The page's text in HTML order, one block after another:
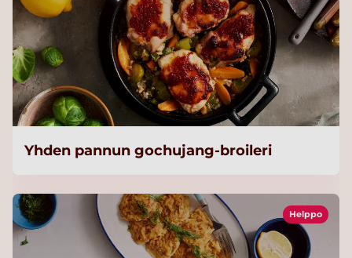
Yhden pannun gochujang-broileri
Helppo